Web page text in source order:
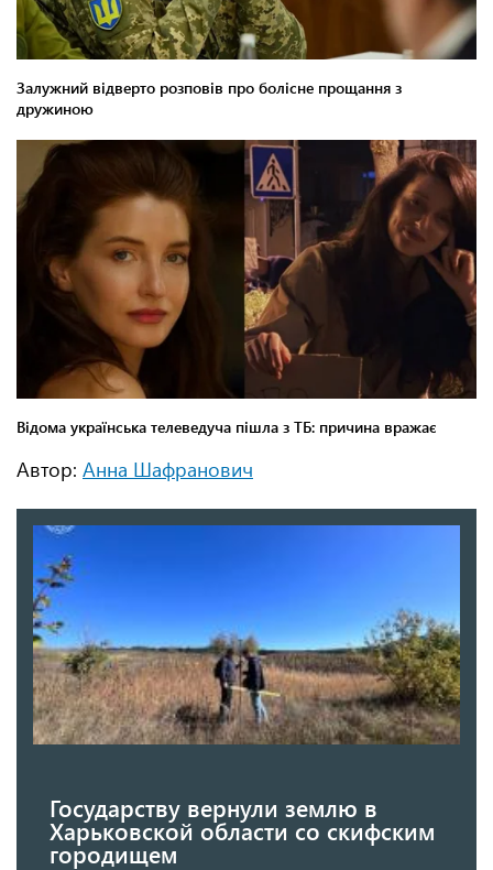
Автор: Анна Шафранович
Государству вернули землю в
Харьковской области со скифским
городищем